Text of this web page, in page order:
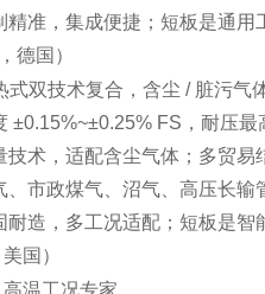
精准，集成便捷；短板是通
德国）
式双技术复合，含尘 / 脏污气
±0.15%~±0.25% FS，耐压
技术，适配含尘气体；多贸易
、市政煤气、沼气、高压长输
耐造，多工况适配；短板是智
国）
高温工况专家